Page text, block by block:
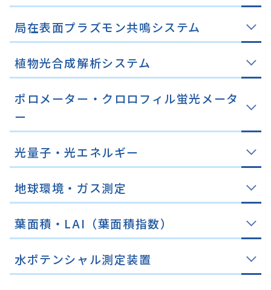
局在表面プラズモン共鳴システム
植物光合成解析システム
ポロメーター・クロロフィル蛍光メータ
ー
光量子・光エネルギー
地球環境・ガス測定
葉面積・LAI（葉面積指数）
水ポテンシャル測定装置